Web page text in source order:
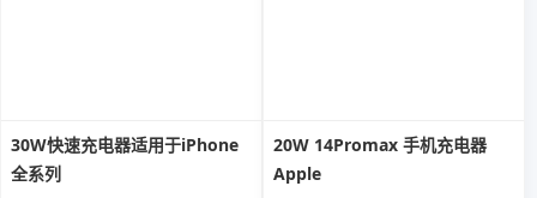
30W快速充电器适用于iPhone
全系列
20W 14Promax 手机充电器
Apple